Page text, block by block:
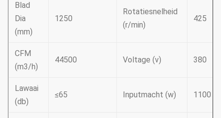
Blad
Dia
(mm)
1250
Rotatiesnelheid
(r/min)
425
CFM
(m3/h)
44500 Voltage (v) 380
Lawaai
(db)
≤65 Inputmacht (w) 1100